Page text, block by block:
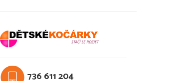
736 611 204